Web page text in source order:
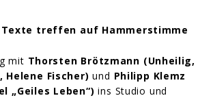
treffen auf Hammerstimme
mit Thorsten Brötzmann (Unheilig,
Helene Fischer)und Philipp Klemz
„Geiles Leben“) ins Studio und